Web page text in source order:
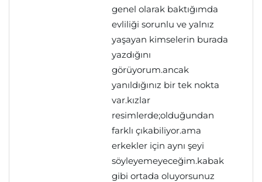
genel olarak baktığımda
evliliği sorunlu ve yalnız
yaşayan kimselerin burada
yazdığını
görüyorum.ancak
yanıldığınız bir tek nokta
var.kızlar
resimlerde;olduğundan
farklı çıkabiliyor.ama
erkekler için aynı şeyi
söyleyemeyeceğim.kabak
gibi ortada oluyorsunuz